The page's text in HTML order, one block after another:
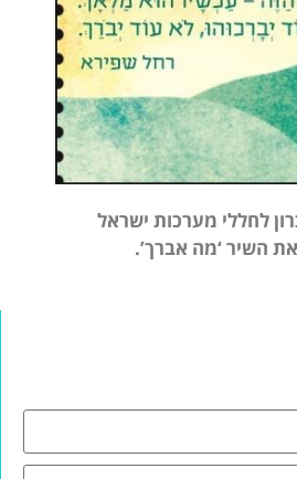
לחללי מערכות ישראל
השיר ‘מה אברך’.